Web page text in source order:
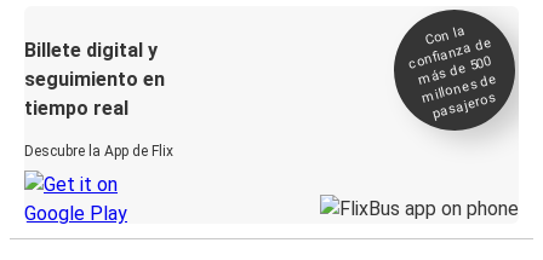
Billete digital y
seguimiento en
tiempo real
Descubre la App de Flix
Con la
confianza de
más de 500
millones de
pasajeros